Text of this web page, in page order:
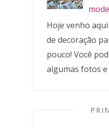
Hoje venho aqui
de decoração
pouco! Você
algumas fotos e